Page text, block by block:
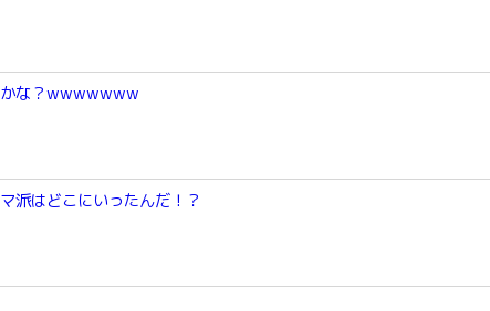
かな？wwwwwww
派はどこにいったんだ！？